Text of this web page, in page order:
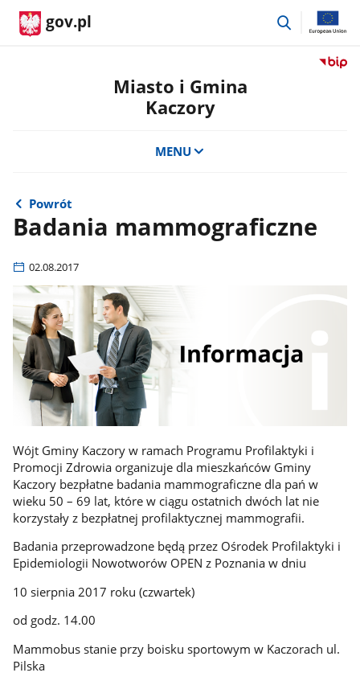
gov.pl
przejdź
Przejdź
Miasto i Gmina
Kaczory
MENU
Powrót
Badania mammograficzne
02.08.2017
Wójt Gminy Kaczory w ramach Programu Profilaktyki i
Promocji Zdrowia organizuje dla mieszkańców Gminy
Kaczory bezpłatne badania mammograficzne dla pań w
wieku 50 – 69 lat, które w ciągu ostatnich dwóch lat nie
korzystały z bezpłatnej profilaktycznej mammografii.
Badania przeprowadzone będą przez Ośrodek Profilaktyki i
Epidemiologii Nowotworów OPEN z Poznania w dniu
10 sierpnia 2017 roku (czwartek)
od godz. 14.00
Mammobus stanie przy boisku sportowym w Kaczorach ul.
Pilska